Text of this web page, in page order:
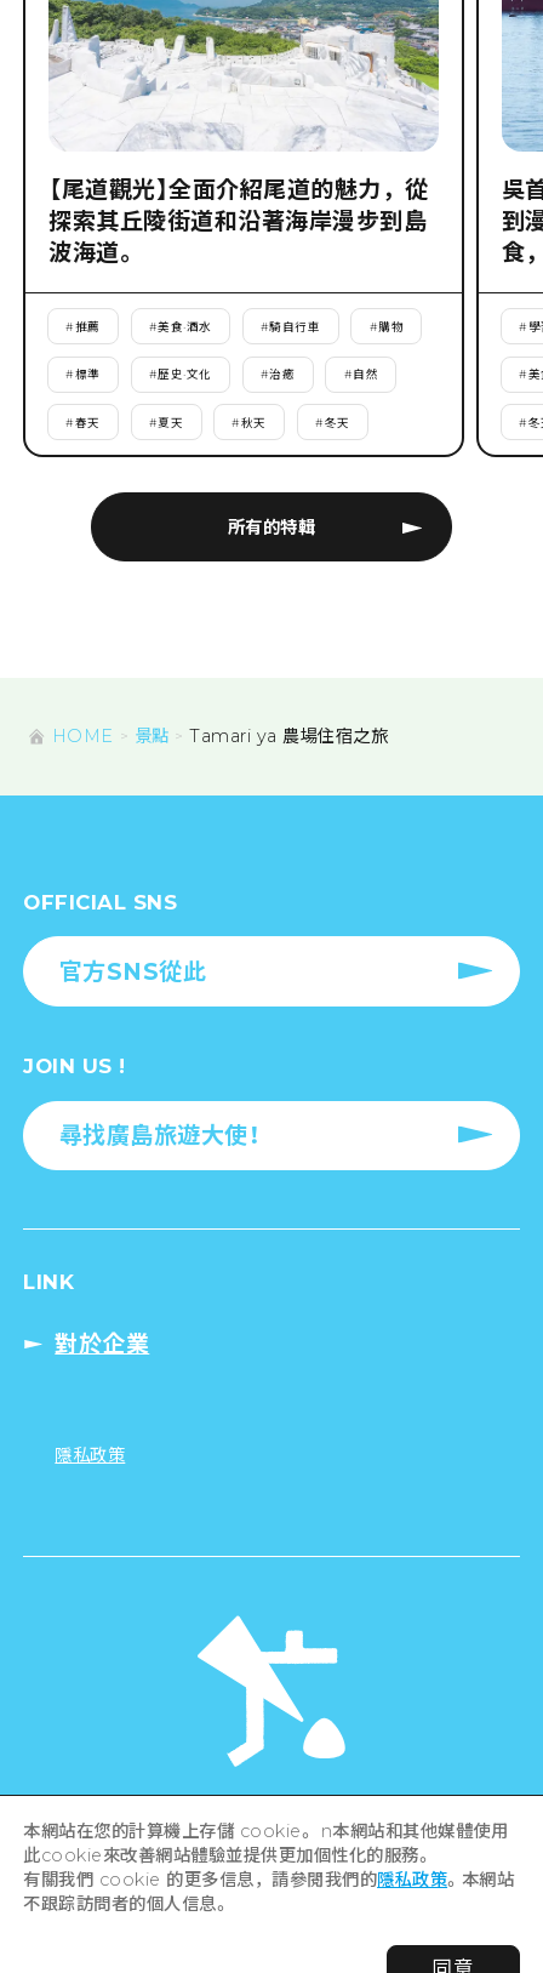
所有的特輯
【尾道觀光】全面介紹尾道的魅力，從
探索其丘陵街道和沿著海岸漫步到島
波海道。
#推薦 #美食·酒水 #騎自行車 #購物
#標準 #歷史·文化 #治癒 #自然
#春天 #夏天 #秋天 #冬天
吳
到
食
# 學
#美
#冬
HOME 景點 Tamari ya 農場住宿之旅
OFFICIAL SNS
官方SNS從此
JOIN US !
尋找廣島旅遊大使！
LINK
對於企業
隱私政策
Hiroshima Prefecture / Hiroshima City .
All rights reserved
本網站在您的計算機上存儲 cookie。 n本網站和其他媒體使用
此cookie來改善網站體驗並提供更加個性化的服務。
有關我們 cookie 的更多信息，請參閱我們的隱私政策。本網站
不跟踪訪問者的個人信息。
同意